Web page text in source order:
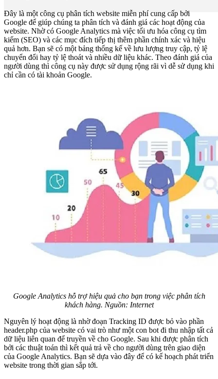
Đây là một công cụ phân tích website miễn phí cung cấp bởi
Google để giúp chúng ta phân tích và đánh giá các hoạt động của
website. Nhờ có Google Analytics mà việc tối ưu hóa công cụ tìm
kiếm (SEO) và các mục đích tiếp thị thêm phần chính xác và hiệu
quả hơn. Bạn sẽ có một bảng thống kế về lưu lượng truy cập, tỷ lệ
chuyển đổi hay tỷ lệ thoát và nhiều dữ liệu khác. Theo đánh giá của
người dùng thì công cụ này được sử dụng rộng rãi vì dễ sử dụng khi
chỉ cần có tài khoản Google.
Google Analytics hỗ trợ hiệu quả cho bạn trong việc phân tích
khách hàng. Nguồn: Internet
Nguyên lý hoạt động là nhờ đoạn Tracking ID được bỏ vào phần
header.php của website có vai trò như một con bot đi thu nhập tất cả
dữ liệu liên quan để truyền về cho Google. Sau khi được phân tích
bởi các thuật toán thì kết quả trả về cho người dùng trên giao diện
của Google Analytics. Bạn sẽ dựa vào đây để có kế hoạch phát triển
website trong thời gian sắp tới.